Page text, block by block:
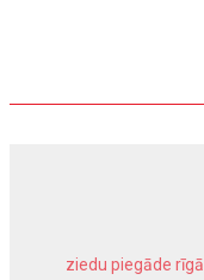
ziedu piegāde rīgā